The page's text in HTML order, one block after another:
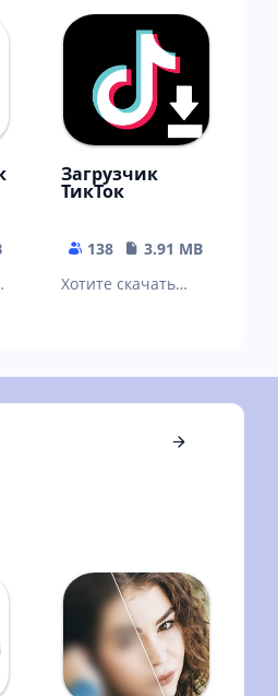
фотоизображения,
GIF, видео новой
Загрузчик
ТикТок
138
3.91 MB
Хотите скачать
Вам просто нужно